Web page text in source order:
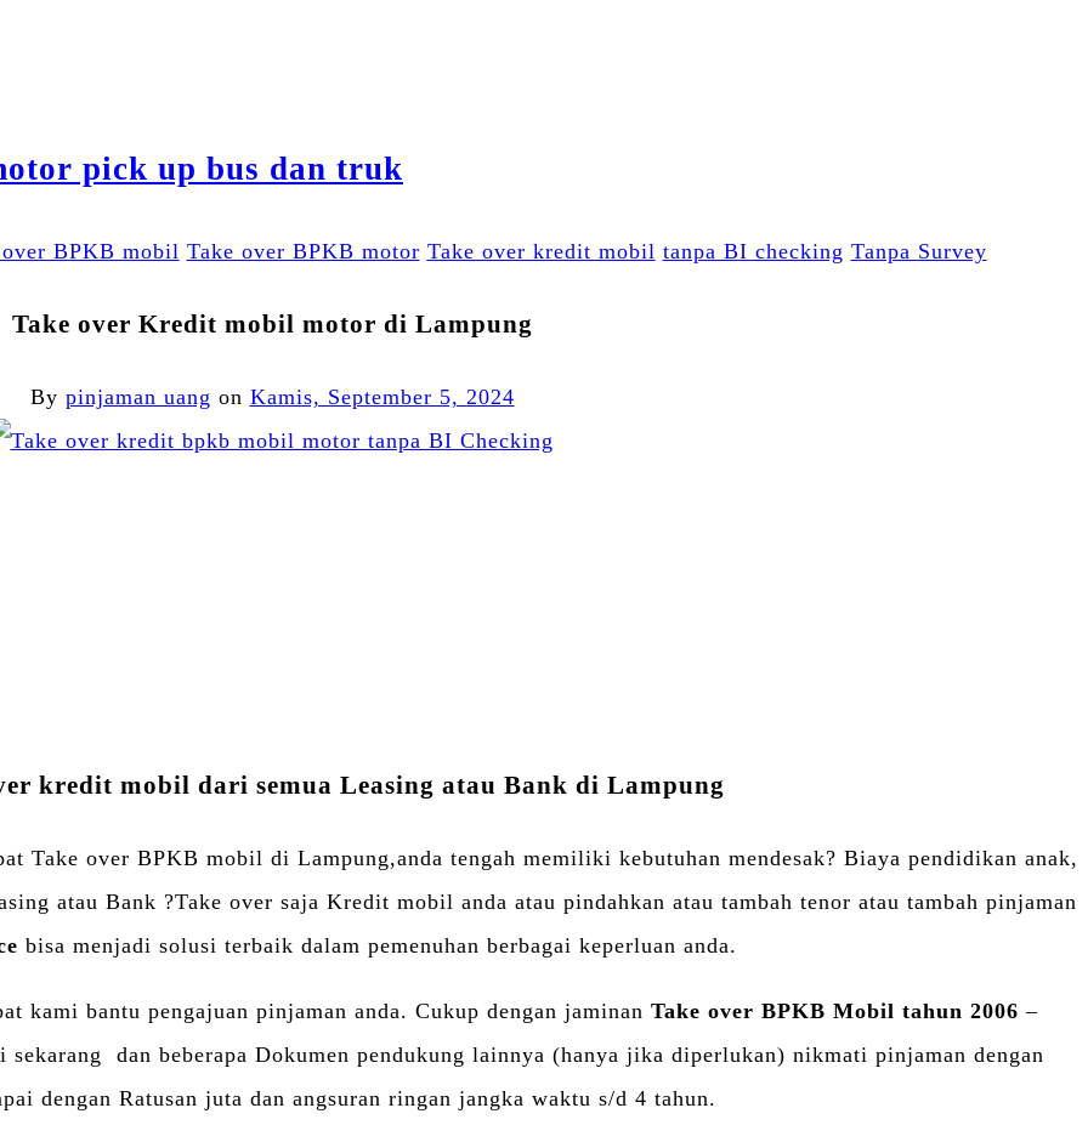
BPKB mobil Take over BPKB motor Take over kredit mobil tanpa BI checking Tanpa Survey
Take over Kredit mobil motor di Lampung
By pinjaman uang on Kamis, September 5, 2024
kredit mobil dari semua Leasing atau Bank di Lampung
Take over BPKB mobil di Lampung,anda tengah memiliki kebutuhan mendesak? Biaya pendidikan anak,
atau Bank ?Take over saja Kredit mobil anda atau pindahkan atau tambah tenor atau tambah pinjaman
bisa menjadi solusi terbaik dalam pemenuhan berbagai keperluan anda.
kami bantu pengajuan pinjaman anda. Cukup dengan jaminan Take over BPKB Mobil tahun 2006 –
sekarang dan beberapa Dokumen pendukung lainnya (hanya jika diperlukan) nikmati pinjaman dengan
dengan Ratusan juta dan angsuran ringan jangka waktu s/d 4 tahun.